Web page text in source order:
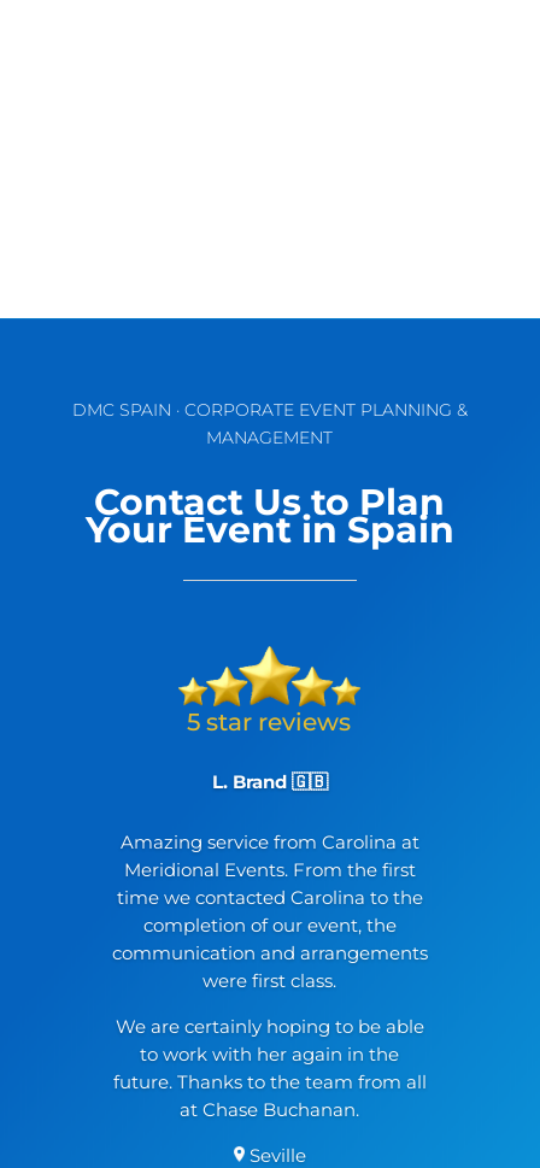
DMC SPAIN · CORPORATE EVENT PLANNING &
MANAGEMENT
Contact Us to Plan
Your Event in Spain
L. Brand 🇬🇧
Amazing service from Carolina at
Meridional Events. From the first
time we contacted Carolina to the
completion of our event, the
communication and arrangements
were first class.
We are certainly hoping to be able
to work with her again in the
future. Thanks to the team from all
at Chase Buchanan.
Seville